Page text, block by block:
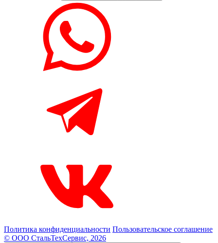
Политика конфиденциальности Пользовательское соглашение
© ООО СтальТехСервис, 2026